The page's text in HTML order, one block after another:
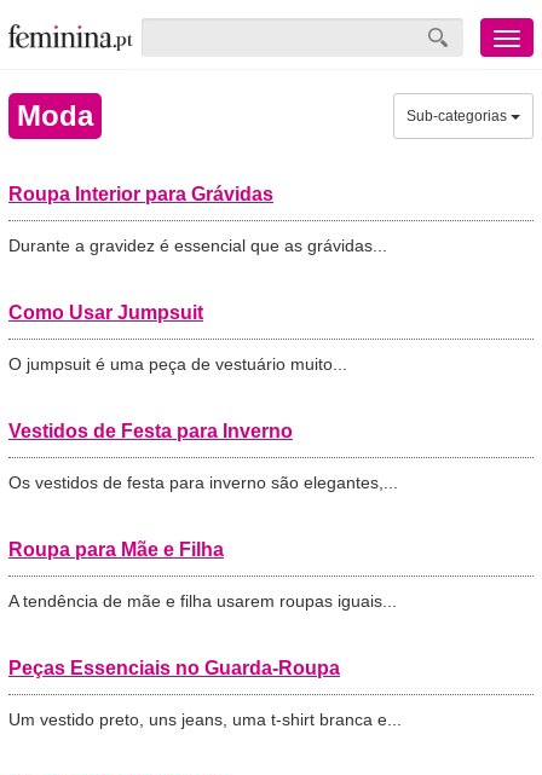
Menu
mobile
Moda Sub-categorias
Roupa Interior para Grávidas
Durante a gravidez é essencial que as grávidas...
Como Usar Jumpsuit
O jumpsuit é uma peça de vestuário muito...
Vestidos de Festa para Inverno
Os vestidos de festa para inverno são elegantes,...
Roupa para Mãe e Filha
A tendência de mãe e filha usarem roupas iguais...
Peças Essenciais no Guarda-Roupa
Um vestido preto, uns jeans, uma t-shirt branca e...